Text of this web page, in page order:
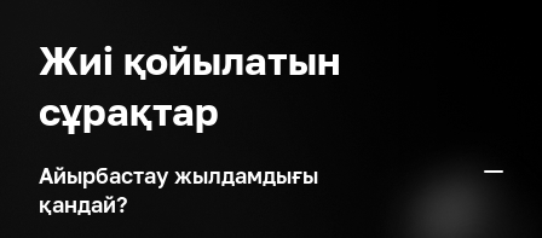
Жиі қойылатын
сұрақтар
Айырбастау жылдамдығы
қандай?